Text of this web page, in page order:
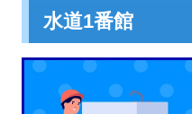
水道1番館